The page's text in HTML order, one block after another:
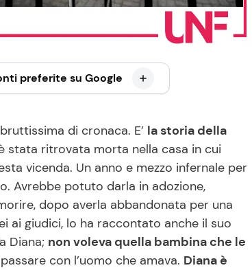
preferite su Google
di cronaca. E’ la storia della
stata ritrovata morta nella casa in cui
vicenda. Un anno e mezzo infernale per
Avrebbe potuto darla in adozione,
dopo averla abbandonata per una
ai giudici, lo ha raccontato anche il suo
Diana; non voleva quella bambina che le
con l’uomo che amava. Diana è